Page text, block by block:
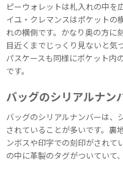
ピーウォレットは札入れの中を
イユ・クレマンスはポケットの
れの横側です。かなり奥の方に
目近くまでじっくり見ないと気
パスケースも同様にポケット内
です。
バッグのシリアルナン
バッグのシリアルナンバーは、
されていることが多いです。裏
ンボスや印字での刻印がされて
の中に革製のタグがついていて